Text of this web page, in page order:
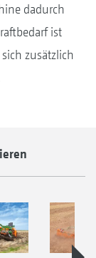
dadurch
ist
zusätzlich